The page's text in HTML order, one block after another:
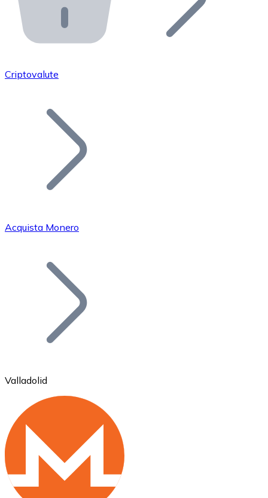
API Bitnovo
Integra la nostra API nel tuo ecosistema.
Unisciti alla nostra rete di rivenditori e
Aggiungi il token del tuo progetto al nostro servizio di
Bitcoin
Ethereum
ETH
Criptovalute
Acquista Monero
Valladolid